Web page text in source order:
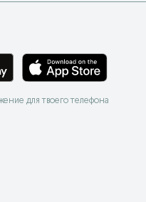
для твоего телефона